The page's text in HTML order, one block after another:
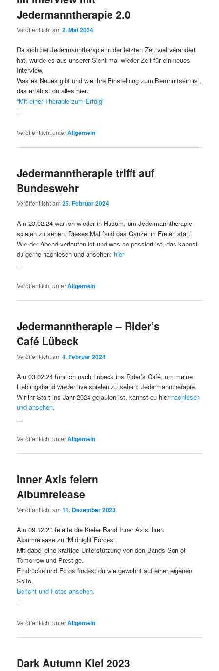
Jedermanntherapie 2.0
Veröffentlicht am2. Mai 2024
Da sich bei Jedermanntherapie in der letzten Zeit viel verändert
hat, wurde es aus unserer Sicht mal wieder Zeit für ein neues
Interview.
Was es Neues gibt und wie ihre Einstellung zum Berühmtsein ist,
das erfährst du alles hier:
“Mit einer Therapie zum Erfolg”
Veröffentlicht unterAllgemein
Jedermanntherapie trifft auf
Bundeswehr
Veröffentlicht am25. Februar 2024
Am 23.02.24 war ich wieder in Husum, um Jedermanntherapie
spielen zu sehen. Dieses Mal fand das Ganze im Freien statt.
Wie der Abend verlaufen ist und was so passiert ist, das kannst
du gerne nachlesen und ansehen: hier
Veröffentlicht unterAllgemein
Jedermanntherapie – Rider’s
Café Lübeck
Veröffentlicht am4. Februar 2024
Am 03.02.24 fuhr ich nach Lübeck ins Rider’s Café, um meine
Lieblingsband wieder live spielen zu sehen: Jedermanntherapie.
Wir ihr Start ins Jahr 2024 gelaufen ist, kannst du hier nachlesen
und ansehen.
Veröffentlicht unterAllgemein
Inner Axis feiern
Albumrelease
Veröffentlicht am11. Dezember 2023
Am 09.12.23 feierte die Kieler Band Inner Axis ihren
Albumrelease zu “Midnight Forces”.
Mit dabei eine kräftige Unterstützung von den Bands Son of
Tomorrow und Prestige.
Eindrücke und Fotos findest du wie gewohnt auf einer eigenen
Seite.
Bericht und Fotos ansehen.
Veröffentlicht unterAllgemein
Dark Autumn Kiel 2023